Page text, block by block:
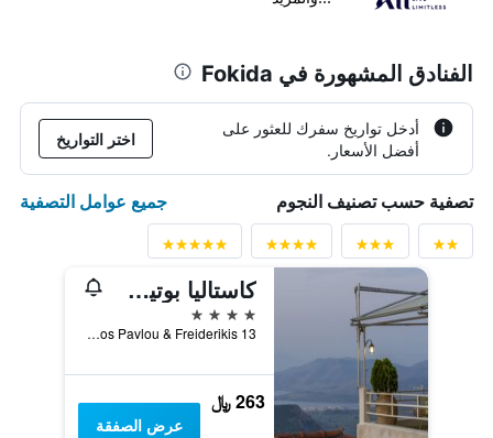
الفنادق المشهورة في Fokida
أدخل تواريخ سفرك للعثور على
أفضل الأسعار.
اختر التواريخ
تصفية حسب تصنيف النجوم جميع عوامل التصفية
كاستاليا بوتيك هوتل
4 نجوم
Vasileos Pavlou & Freiderikis 13, دلفي, اليونان
263 ﷼
عرض الصفقة